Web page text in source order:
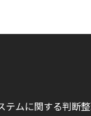
テムに関する判断